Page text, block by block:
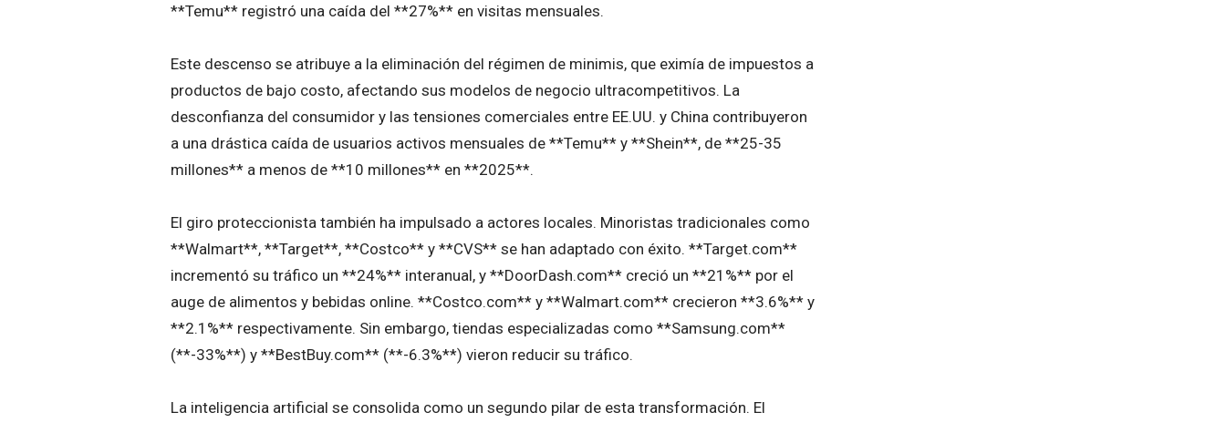
**Temu** registró una caída del **27%** en visitas mensuales.
Este descenso se atribuye a la eliminación del régimen de minimis, que eximía de impuestos a
productos de bajo costo, afectando sus modelos de negocio ultracompetitivos. La
desconfianza del consumidor y las tensiones comerciales entre EE.UU. y China contribuyeron
a una drástica caída de usuarios activos mensuales de **Temu** y **Shein**, de **25-35
millones** a menos de **10 millones** en **2025**.
El giro proteccionista también ha impulsado a actores locales. Minoristas tradicionales como
**Walmart**, **Target**, **Costco** y **CVS** se han adaptado con éxito. **Target.com**
incrementó su tráfico un **24%** interanual, y **DoorDash.com** creció un **21%** por el
auge de alimentos y bebidas online. **Costco.com** y **Walmart.com** crecieron **3.6%** y
**2.1%** respectivamente. Sin embargo, tiendas especializadas como **Samsung.com**
(**-33%**) y **BestBuy.com** (**-6.3%**) vieron reducir su tráfico.
La inteligencia artificial se consolida como un segundo pilar de esta transformación. El